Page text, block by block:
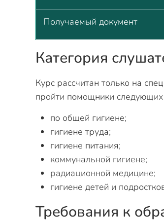
Получаемый документ
Категория
Курс рассчитан только на
пройти помощники
по общей гигиене;
гигиене труда;
гигиене питания;
коммунальной гигиене;
радиационной медицине;
гигиене детей и
Требования к